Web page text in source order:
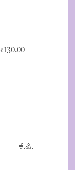
₹130.00
ಕೆ.ಪಿ.